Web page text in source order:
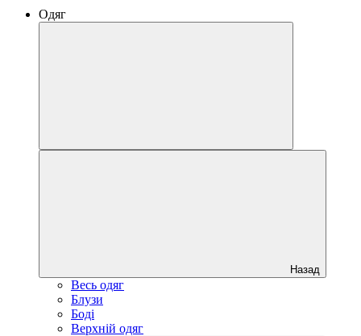
Одяг
Назад
Весь одяг
Блузи
Боді
Верхній одяг